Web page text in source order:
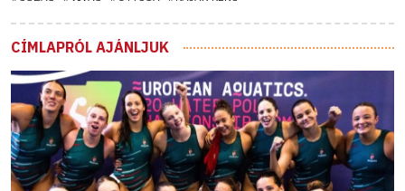
CÍMLAPRÓL AJÁNLJUK